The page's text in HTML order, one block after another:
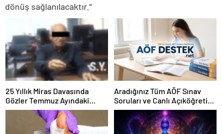
dönüş sağlanılacaktır.”
25 Yıllık Miras Davasında
Gözler Temmuz Ayındaki
Karar Duruşmasına Çevrildi
Aradığınız Tüm AÖF Sınav
Soruları ve Canlı Açıköğretim
Forumu Burada